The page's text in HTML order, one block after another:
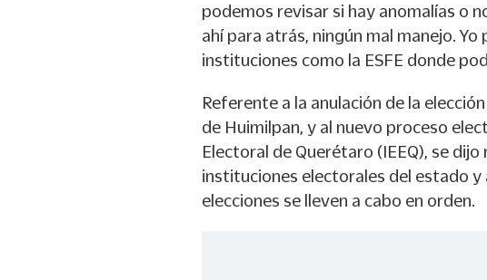
podemos revisar si hay anomalías o
ahí para atrás, ningún mal manejo.
instituciones como la ESFE donde
Referente a la anulación de la
de Huimilpan, y al nuevo proceso
Electoral de Querétaro (IEEQ), se
instituciones electorales del estado y
elecciones se lleven a cabo en orden.